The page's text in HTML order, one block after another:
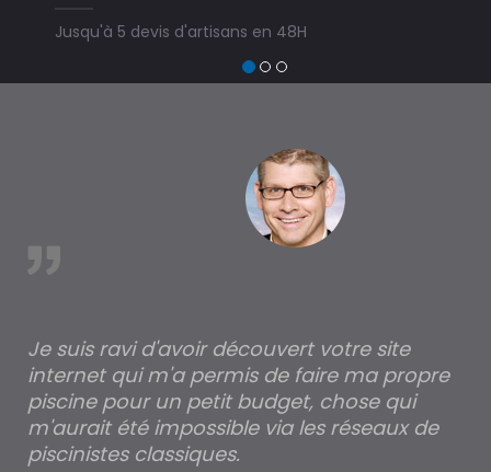
3 minutes suffisent pour déposer une demande de
devis travaux piscine hors sol, bois ou polyester et
trouver un expert en piscine hors sol, bois ou polyester
Je suis ravi d'avoir découvert votre site
internet qui m'a permis de faire ma propre
piscine pour un petit budget, chose qui
m'aurait été impossible via les réseaux de
piscinistes classiques.